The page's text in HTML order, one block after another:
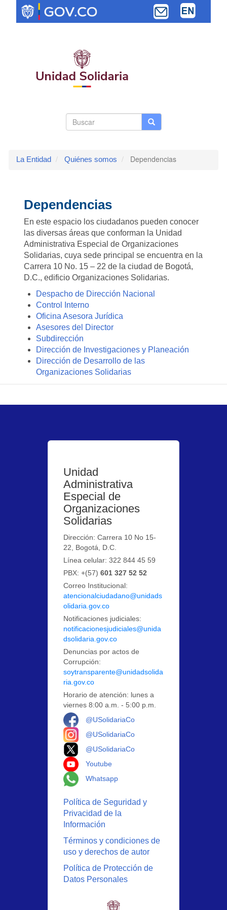
contenido
Buscar Buscar
La Entidad Quiénes somos Dependencias
Dependencias
En este espacio los ciudadanos pueden conocer
las diversas áreas que conforman la Unidad
Administrativa Especial de Organizaciones
Solidarias, cuya sede principal se encuentra en la
Carrera 10 No. 15 – 22 de la ciudad de Bogotá,
D.C., edificio Organizaciones Solidarias.
Despacho de Dirección Nacional
Control Interno
Oficina Asesora Jurídica
Asesores del Director
Subdirección
Dirección de Investigaciones y Planeación
Dirección de Desarrollo de las
Organizaciones Solidarias
Unidad
Administrativa
Especial de
Organizaciones
Solidarias
Dirección: Carrera 10 No 15-
22, Bogotá, D.C.
Línea celular: 322 844 45 59
PBX: +(57)601 327 52 52
Correo Institucional:
atencionalciudadano@unidads
olidaria.gov.co
Notificaciones judiciales:
notificacionesjudiciales@unida
dsolidaria.gov.co
Denuncias por actos de
Corrupción:
soytransparente@unidadsolida
ria.gov.co
Horario de atención: lunes a
viernes 8:00 a.m. - 5:00 p.m.
@USolidariaCo
@USolidariaCo
@USolidariaCo
Youtube
Whatsapp
Política de Seguridad y
Privacidad de la
Información
Términos y condiciones de
uso y derechos de autor
Política de Protección de
Datos Personales